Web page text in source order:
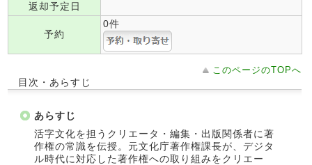
返却予定日
予約
0件
このページのTOPへ
目次・あらすじ
あらすじ
活字文化を担うクリエータ・編集・出版関係者に著
作権の常識を伝授。元文化庁著作権課長が、デジタ
ル時代に対応した著作権への取り組みをクリエー